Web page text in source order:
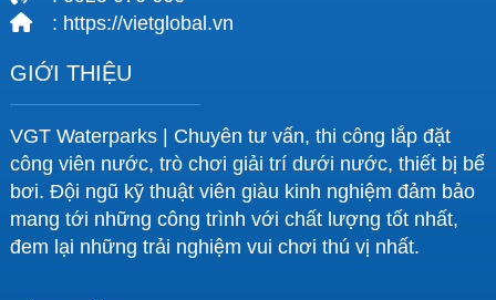
: https://vietglobal.vn
GIỚI THIỆU
VGT Waterparks | Chuyên tư vấn, thi công lắp đặt
công viên nước, trò chơi giải trí dưới nước, thiết bị bể
bơi. Đội ngũ kỹ thuật viên giàu kinh nghiệm đảm bảo
mang tới những công trình với chất lượng tốt nhất,
đem lại những trải nghiệm vui chơi thú vị nhất.